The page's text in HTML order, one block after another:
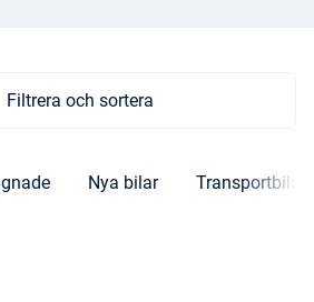
Filtrera och sortera
Nya bilar Transportbilar